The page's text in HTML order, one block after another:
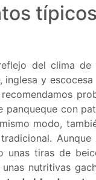
del clima
inglesa y
panqueque con
modo,
unas tiras de
unas nutritivas